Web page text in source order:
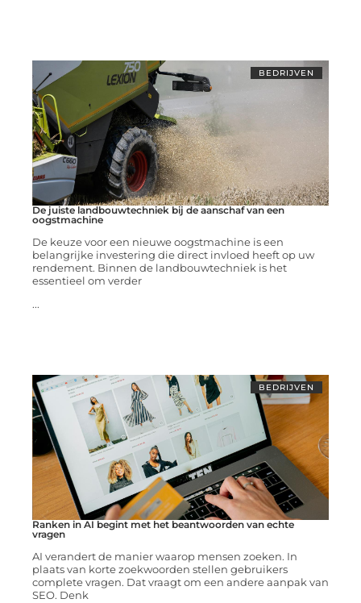
BEDRIJVEN
De juiste landbouwtechniek bij de aanschaf van een
oogstmachine
De keuze voor een nieuwe oogstmachine is een
belangrijke investering die direct invloed heeft op uw
rendement. Binnen de landbouwtechniek is het
essentieel om verder
...
BEDRIJVEN
Ranken in AI begint met het beantwoorden van echte
vragen
AI verandert de manier waarop mensen zoeken. In
plaats van korte zoekwoorden stellen gebruikers
complete vragen. Dat vraagt om een andere aanpak van
SEO. Denk